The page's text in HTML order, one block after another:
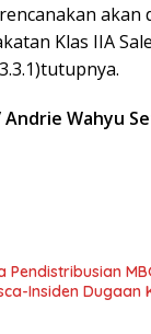
akan
Klas IIA
Andrie Wahyu
Insiden Dugaan